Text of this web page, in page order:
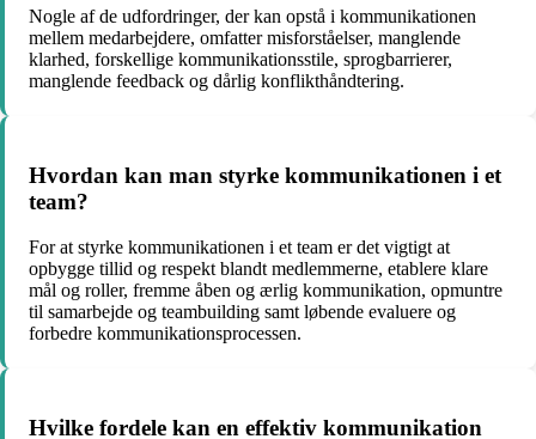
Nogle af de udfordringer, der kan opstå i kommunikationen
mellem medarbejdere, omfatter misforståelser, manglende
klarhed, forskellige kommunikationsstile, sprogbarrierer,
manglende feedback og dårlig konflikthåndtering.
Hvordan kan man styrke kommunikationen i et
team?
For at styrke kommunikationen i et team er det vigtigt at
opbygge tillid og respekt blandt medlemmerne, etablere klare
mål og roller, fremme åben og ærlig kommunikation, opmuntre
til samarbejde og teambuilding samt løbende evaluere og
forbedre kommunikationsprocessen.
Hvilke fordele kan en effektiv kommunikation